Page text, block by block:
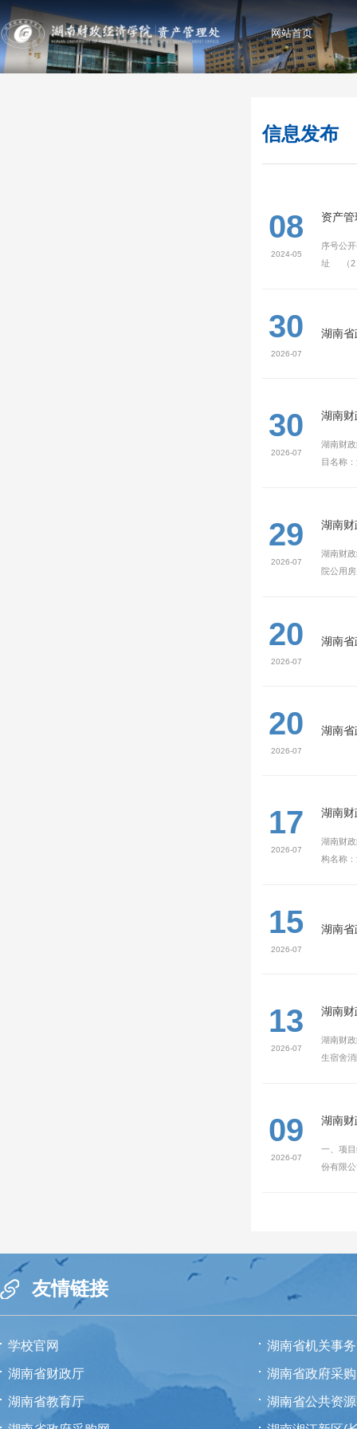
网站首页
信息发布
08
2024-05
资产
序号公
址 （2
30
2026-07
湖南
30
2026-07
湖南
湖南财
目名称
29
2026-07
湖南
湖南财
院公用
20
2026-07
湖南
20
2026-07
湖南
17
2026-07
湖南
湖南财
构名称
15
2026-07
湖南
13
2026-07
湖南
湖南财
生宿舍
09
2026-07
湖南
一、项
份有限
友情链接
学校官网 湖南省机关事
湖南省财政厅 湖南省政府采
湖南省教育厅 湖南省公共资